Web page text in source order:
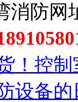
消防网
！控
设备